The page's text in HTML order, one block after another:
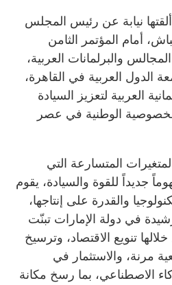
نيابة عن رئيس المجلس
أمام المؤتمر الثامن
والبرلمانات العربية،
الدول العربية في القاهرة،
العربية لتعزيز السيادة
الخصوصية الوطنية في عصر
المتسارعة التي
جديداً للقوة والسيادة، يقوم
والقدرة على إنتاجها،
في دولة الإمارات تبنّت
تنويع الاقتصاد، وترسيخ
مرنة، والاستثمار في
الاصطناعي، بما رسخ مكانة